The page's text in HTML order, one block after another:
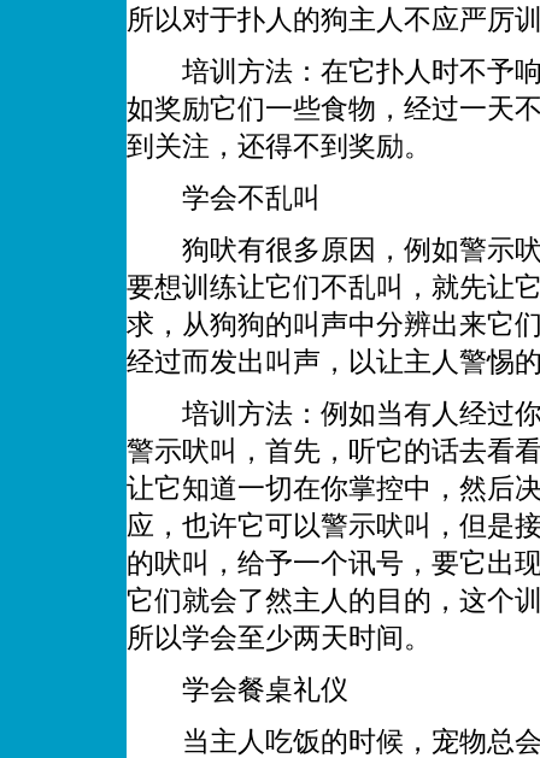
所以对于扑人的狗主人不应严厉
培训方法：在它扑人时不予响
如奖励它们一些食物，经过一天
到关注，还得不到奖励。
学会不乱叫
狗吠有很多原因，例如警示吠
要想训练让它们不乱叫，就先让
求，从狗狗的叫声中分辨出来它
经过而发出叫声，以让主人警惕
培训方法：例如当有人经过你
警示吠叫，首先，听它的话去看
让它知道一切在你掌控中，然后
应，也许它可以警示吠叫，但是
的吠叫，给予一个讯号，要它出
它们就会了然主人的目的，这个
所以学会至少两天时间。
学会餐桌礼仪
当主人吃饭的时候，宠物总会